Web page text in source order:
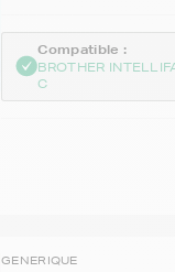
Compatible :
BROTHER
C
GENERIQUE